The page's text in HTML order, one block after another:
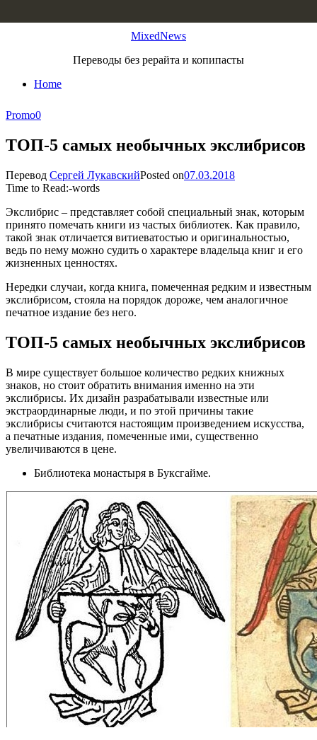
MixedNews
Переводы без рерайта и копипасты
Home
Promo0
ТОП-5 самых необычных экслибрисов
Перевод Сергей ЛукавскийPosted on07.03.2018
Time to Read:-words
Экслибрис – представляет собой специальный знак, которым
принято помечать книги из частых библиотек. Как правило,
такой знак отличается витиеватостью и оригинальностью,
ведь по нему можно судить о характере владельца книг и его
жизненных ценностях.
Нередки случаи, когда книга, помеченная редким и известным
экслибрисом, стояла на порядок дороже, чем аналогичное
печатное издание без него.
ТОП-5 самых необычных экслибрисов
В мире существует большое количество редких книжных
знаков, но стоит обратить внимания именно на эти
экслибрисы. Их дизайн разрабатывали известные или
экстраординарные люди, и по этой причины такие
экслибрисы считаются настоящим произведением искусства,
а печатные издания, помеченные ими, существенно
увеличиваются в цене.
Библиотека монастыря в Буксгайме.